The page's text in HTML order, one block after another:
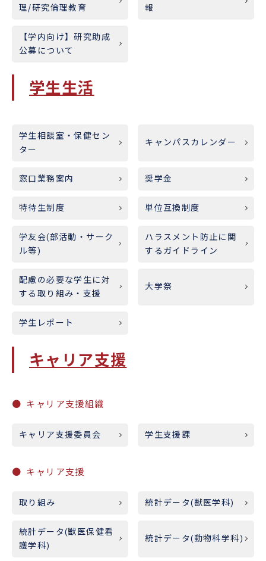
理/研究倫理教育
報
【学内向け】研究助成
公募について
学生生活
学生相談室・保健セン
ター
キャンパスカレンダー
窓口業務案内 奨学金
特待生制度 単位互換制度
学友会(部活動・サーク
ル等)
ハラスメント防止に関
するガイドライン
配慮の必要な学生に対
する取り組み・支援
大学祭
学生レポート
キャリア支援
キャリア支援組織
キャリア支援委員会 学生支援課
キャリア支援
取り組み 統計データ(獣医学科)
統計データ(獣医保健看
護学科)
統計データ(動物科学科)